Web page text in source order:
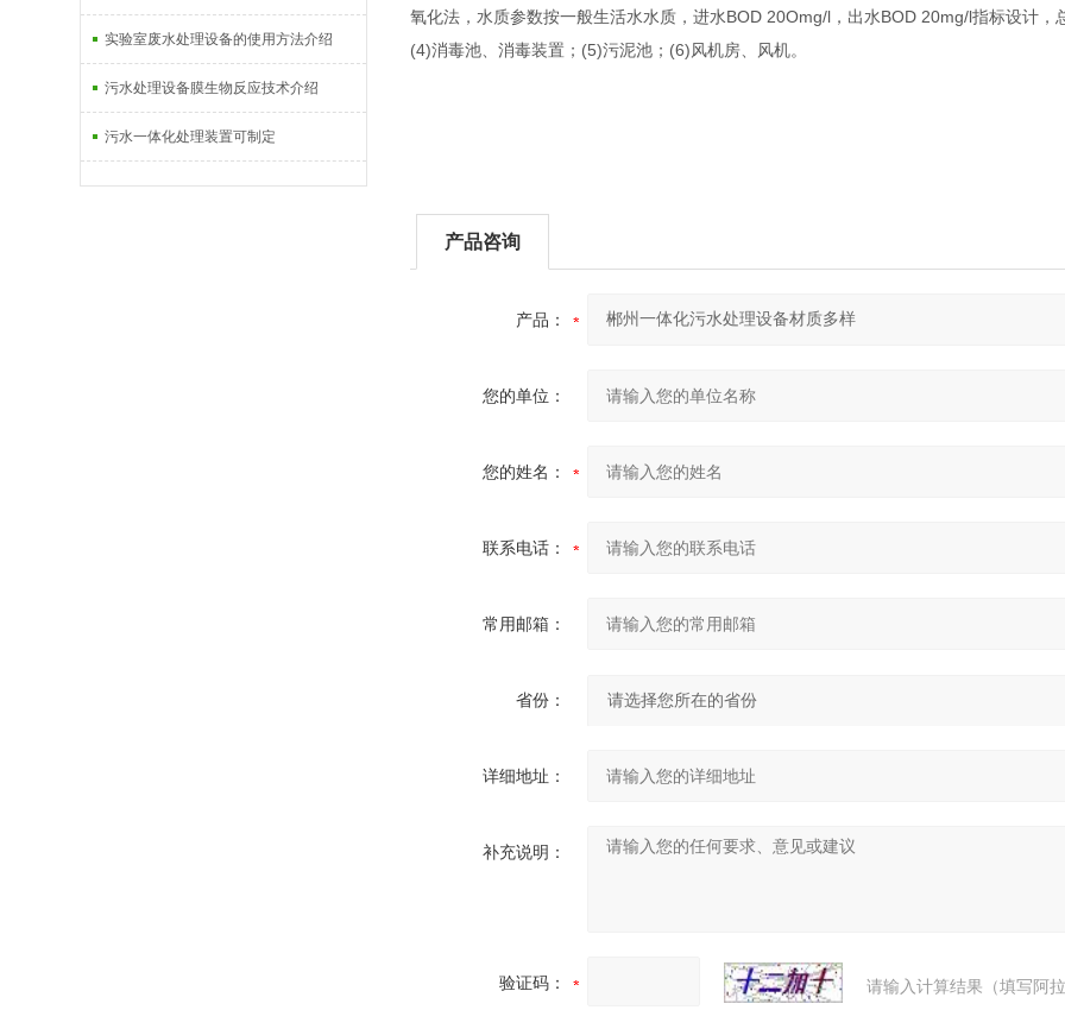
实验室废水处理设备的使用方法介绍
污水处理设备膜生物反应技术介绍
污水一体化处理装置可制定
氧化法，水质参数按一般生活水水质，进水BOD 20Omg/l，出水BOD 20mg/l指标设计
(4)消毒池、消毒装置；(5)污泥池；(6)风机房、风机。
产品咨询
产品：
您的单位：
您的姓名：
联系电话：
常用邮箱：
省份：
详细地址：
补充说明：
验证码： 请输入计算结果（填写阿